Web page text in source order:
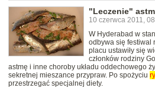
"Leczenie"
10 czerwca 2011,
W Hyderabad w
odbywa się festiwal
placu ustawiły się
członków rodziny
astmę i inne choroby układu oddechowego
sekretnej mieszance przypraw. Po spożyciu
przestrzegać specjalnej diety.